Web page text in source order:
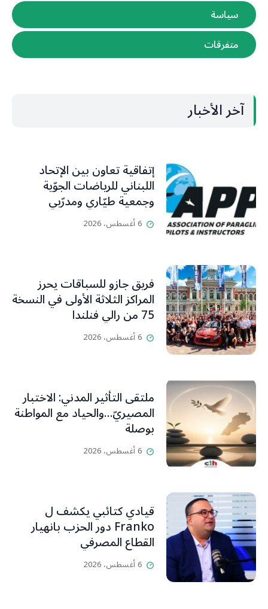
سياسة
متفرقات
آخر الأخبار
إتفاقية تعاون بين الإتحاد
اللبناني للرياضات الجوّية
وجمعية طيّاري ومدرّبي
الطيران الشراعي
6 أغسطس، 2026
فريق جازو للسباقات يحرز
المراكز الثلاثة الأولى في النسخة
75 من رالي فنلندا
6 أغسطس، 2026
ملتقى التأثير المدني: الاختبار
المصيريّ…والحياد مع المواطنة
بوصلة
6 أغسطس، 2026
قيادي كتائبي يكشف ل
Franko دور الحزب بانهيار
القطاع المصرفي
6 أغسطس، 2026